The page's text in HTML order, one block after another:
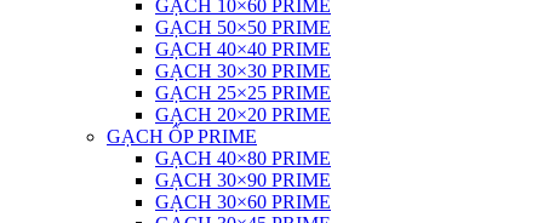
GẠCH 10×60 PRIME
GẠCH 50×50 PRIME
GẠCH 40×40 PRIME
GẠCH 30×30 PRIME
GẠCH 25×25 PRIME
GẠCH 20×20 PRIME
GẠCH ỐP PRIME
GẠCH 40×80 PRIME
GẠCH 30×90 PRIME
GẠCH 30×60 PRIME